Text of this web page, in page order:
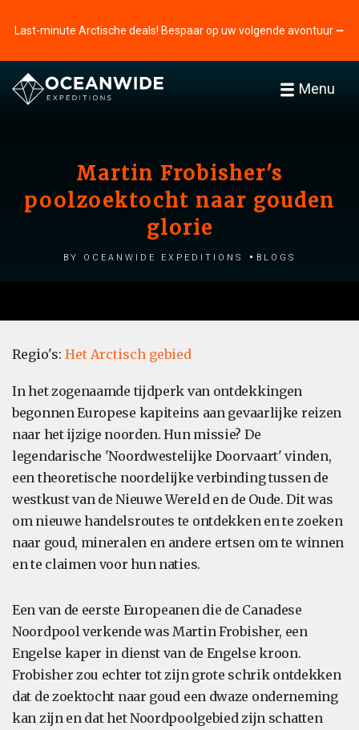
Last-minute Arctische deals! Bespaar op uw volgende avontuur ⭢
Menu
Martin Frobisher's
poolzoektocht naar gouden
glorie
by Oceanwide Expeditions Blogs
Regio's: Het Arctisch gebied
In het zogenaamde tijdperk van ontdekkingen
begonnen Europese kapiteins aan gevaarlijke reizen
naar het ijzige noorden. Hun missie? De
legendarische 'Noordwestelijke Doorvaart' vinden,
een theoretische noordelijke verbinding tussen de
westkust van de Nieuwe Wereld en de Oude. Dit was
om nieuwe handelsroutes te ontdekken en te zoeken
naar goud, mineralen en andere ertsen om te winnen
en te claimen voor hun naties.
Een van de eerste Europeanen die de Canadese
Noordpool verkende was Martin Frobisher, een
Engelse kaper in dienst van de Engelse kroon.
Frobisher zou echter tot zijn grote schrik ontdekken
dat de zoektocht naar goud een dwaze onderneming
kan zijn en dat het Noordpoolgebied zijn schatten